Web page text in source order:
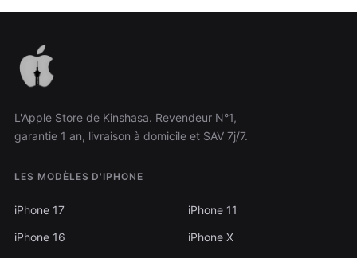
L'Apple Store de Kinshasa. Revendeur N°1,
garantie 1 an, livraison à domicile et SAV 7j/7.
LES MODÈLES D'IPHONE
iPhone 17
iPhone 16
iPhone 11
iPhone X